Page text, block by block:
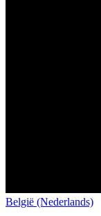
België (Nederlands)